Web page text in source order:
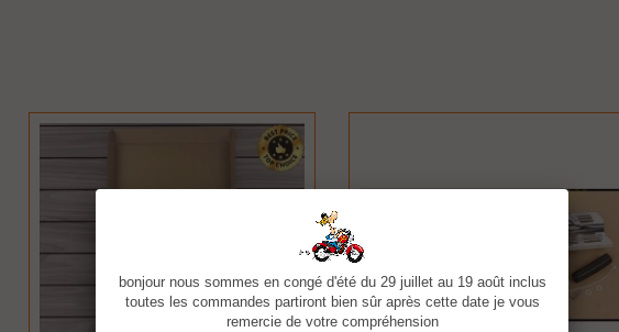
bonjour nous sommes en congé d'été du 29 juillet au 19 août inclus
toutes les commandes partiront bien sûr après cette date je vous
remercie de votre compréhension